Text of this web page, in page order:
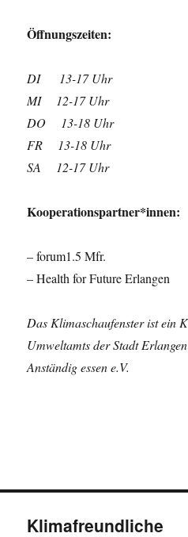
Öffnungszeiten:
DI 13-17 Uhr
MI 12-17 Uhr
DO 13-18 Uhr
FR 13-18 Uhr
SA 12-17 Uhr
Kooperationspartner*innen:
– forum1.5 Mfr.
– Health for Future Erlangen
Das Klimaschaufenster ist ein
Umweltamts der Stadt
Anständig essen e.V.
Klimafreundliche